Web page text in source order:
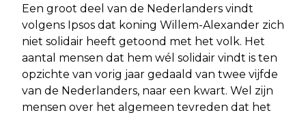
Een groot deel van de Nederlanders vindt
volgens Ipsos dat koning Willem-Alexander zich
niet solidair heeft getoond met het volk. Het
aantal mensen dat hem wél solidair vindt is ten
opzichte van vorig jaar gedaald van twee vijfde
van de Nederlanders, naar een kwart. Wel zijn
mensen over het algemeen tevreden dat het